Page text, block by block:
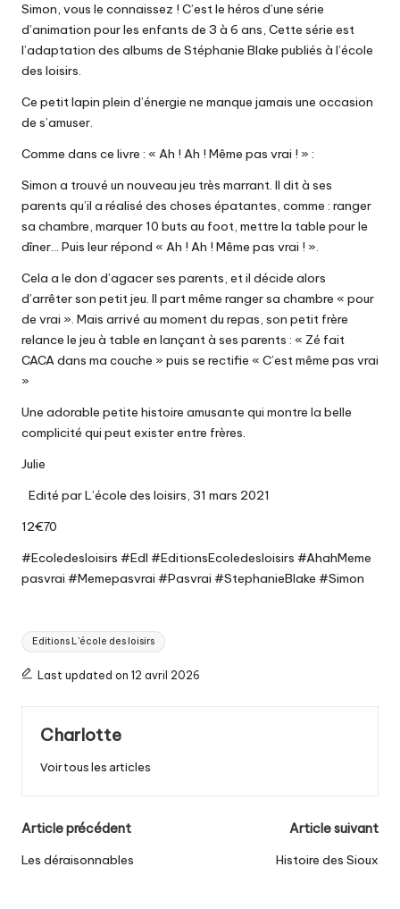
Simon, vous le connaissez ! C’est le héros d’une série
d’animation pour les enfants de 3 à 6 ans, Cette série est
l’adaptation des albums de Stéphanie Blake publiés à l’école
des loisirs.
Ce petit lapin plein d’énergie ne manque jamais une occasion
de s’amuser.
Comme dans ce livre : « Ah ! Ah ! Même pas vrai ! » :
Simon a trouvé un nouveau jeu très marrant. Il dit à ses
parents qu’il a réalisé des choses épatantes, comme : ranger
sa chambre, marquer 10 buts au foot, mettre la table pour le
dîner… Puis leur répond « Ah ! Ah ! Même pas vrai ! ».
Cela a le don d’agacer ses parents, et il décide alors
d’arrêter son petit jeu. Il part même ranger sa chambre « pour
de vrai ». Mais arrivé au moment du repas, son petit frère
relance le jeu à table en lançant à ses parents : « Zé fait
CACA dans ma couche » puis se rectifie « C’est même pas vrai
»
Une adorable petite histoire amusante qui montre la belle
complicité qui peut exister entre frères.
Julie
Edité par L’école des loisirs, 31 mars 2021
12€70
#Ecoledesloisirs #Edl #EditionsEcoledesloisirs #AhahMeme
pasvrai #Memepasvrai #Pasvrai #StephanieBlake #Simon
Tags:
Editions L'école des loisirs
Last updated on 12 avril 2026
Charlotte
Voir tous les articles
Post
navigation
Article précédent
Les déraisonnables
Article suivant
Histoire des Sioux